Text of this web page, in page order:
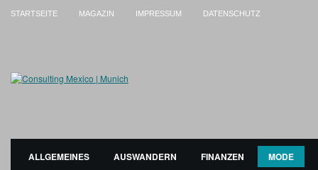
STARTSEITE MAGAZIN IMPRESSUM DATENSCHUTZ
ALLGEMEINES AUSWANDERN FINANZEN MODE